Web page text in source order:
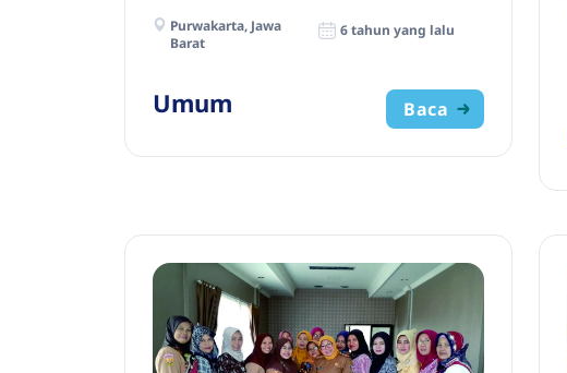
Purwakarta, Jawa
Barat
6 tahun yang lalu
Umum Baca